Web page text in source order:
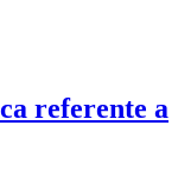
referente a